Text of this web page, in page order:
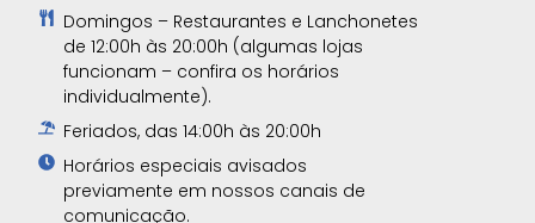
Domingos – Restaurantes e Lanchonetes
de 12:00h às 20:00h (algumas lojas
funcionam – confira os horários
individualmente).
Feriados, das 14:00h às 20:00h
Horários especiais avisados
previamente em nossos canais de
comunicação.​